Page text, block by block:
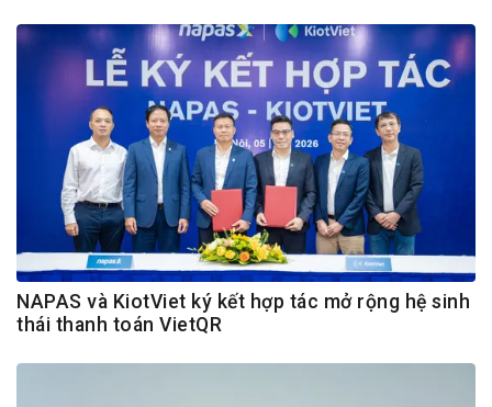
NAPAS và KiotViet ký kết hợp tác mở rộng hệ sinh
thái thanh toán VietQR